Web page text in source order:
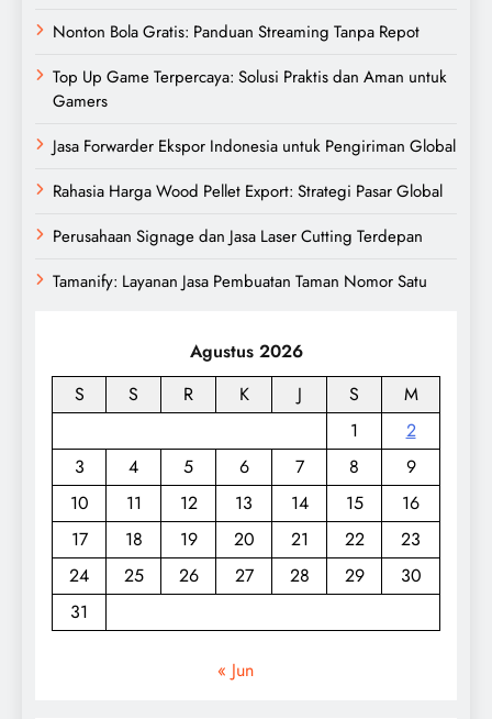
Nonton Bola Gratis: Panduan Streaming Tanpa Repot
Top Up Game Terpercaya: Solusi Praktis dan Aman untuk
Gamers
Jasa Forwarder Ekspor Indonesia untuk Pengiriman Global
Rahasia Harga Wood Pellet Export: Strategi Pasar Global
Perusahaan Signage dan Jasa Laser Cutting Terdepan
Tamanify: Layanan Jasa Pembuatan Taman Nomor Satu
Agustus 2026
S
S R K J S
M
1
2
3
4 5 6 7 8
9
10
11 12 13 14 15
16
17
18 19 20 21 22
23
24
25 26 27 28 29
30
31
« Jun